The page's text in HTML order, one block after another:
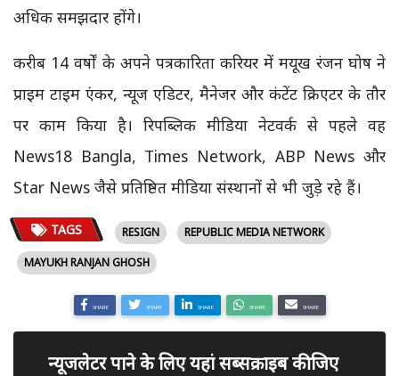
अधिक समझदार होंगे।
करीब 14 वर्षों के अपने पत्रकारिता करियर में मयूख रंजन घोष ने
प्राइम टाइम एंकर, न्यूज एडिटर, मैनेजर और कंटेंट क्रिएटर के तौर
पर काम किया है। रिपब्लिक मीडिया नेटवर्क से पहले वह
News18 Bangla, Times Network, ABP News और
Star News जैसे प्रतिष्ठित मीडिया संस्थानों से भी जुड़े रहे हैं।
TAGS RESIGN
REPUBLIC MEDIA NETWORK
MAYUKH RANJAN GHOSH
SHARE SHARE SHARE SHARE SHARE
न्यूजलेटर पाने के लिए यहां सब्सक्राइब कीजिए